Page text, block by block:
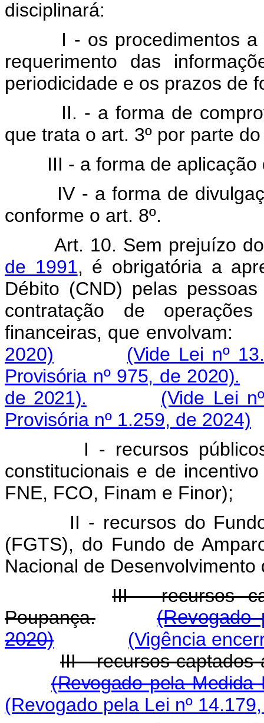
disciplinará:
I - os procedimentos a
requerimento das
periodicidade e os prazos de
II. - a forma de
que trata o art. 3º por parte
III - a forma de aplicação
IV - a forma de
conforme o art. 8º.
Art. 10. Sem prejuízo
de 1991, é obrigatória a
Débito (CND) pelas
contratação de
financeiras, que
2020)
(Vide Lei nº
Provisória nº 975, de 2020).
de 2021).
(Vide Lei
Provisória nº 1.259, de 2024)
I - recursos
constitucionais e de
FNE, FCO, Finam e Finor);
II - recursos do
(FGTS), do Fundo de
Nacional de
III - recursos
Poupança.
(Revogado
2020)
(Vigência
III - recursos captados
(Revogado pela Medida
(Revogado pela Lei nº